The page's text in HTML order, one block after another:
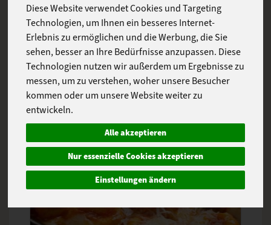
Diese Website verwendet Cookies und Targeting
Technologien, um Ihnen ein besseres Internet-
Erlebnis zu ermöglichen und die Werbung, die Sie
sehen, besser an Ihre Bedürfnisse anzupassen. Diese
Technologien nutzen wir außerdem um Ergebnisse zu
messen, um zu verstehen, woher unsere Besucher
kommen oder um unsere Website weiter zu
entwickeln.
Alle akzeptieren
Nur essenzielle Cookies akzeptieren
Einstellungen ändern
Kartoffel-Sellerie-Gratin
80min